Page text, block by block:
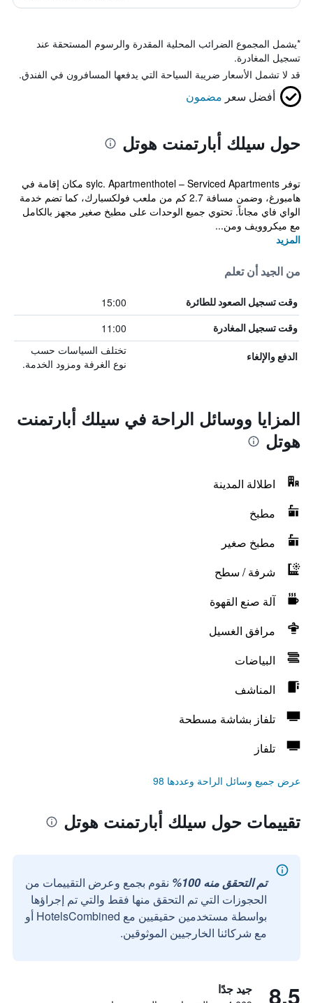
*يشمل المجموع الضرائب المحلية المقدرة والرسوم المستحقة عند
تسجيل المغادرة.
قد لا تشمل الأسعار ضريبة السياحة التي يدفعها المسافرون في الفندق.
أفضل سعر مضمون
حول سيلك أبارتمنت هوتل
توفر sylc. Apartmenthotel – Serviced Apartments مكان إقامة في
هامبورغ، وضمن مسافة 2.7 كم من ملعب فولكسبارك، كما تضم خدمة
الواي فاي مجاناً. تحتوي جميع الوحدات على مطبخ صغير مجهز بالكامل
مع ميكروويف ومن...
المزيد
من الجيد أن تعلم
وقت تسجيل الصعود للطائرة 15:00
وقت تسجيل المغادرة 11:00
الدفع والإلغاء
تختلف السياسات حسب
نوع الغرفة ومزود الخدمة.
المزايا ووسائل الراحة في سيلك أبارتمنت
هوتل
اطلالة المدينة
مطبخ
مطبخ صغير
شرفة / سطح
آلة صنع القهوة
مرافق الغسيل
البياضات
المناشف
تلفاز بشاشة مسطحة
تلفاز
عرض جميع وسائل الراحة وعددها 98
تقييمات حول سيلك أبارتمنت هوتل
تم التحقق منه 100%
نقوم بجمع وعرض التقييمات من
الحجوزات التي تم التحقق منها فقط والتي تم إجراؤها
بواسطة مستخدمين حقيقيين مع HotelsCombined أو
مع شركائنا الخارجيين الموثوقين.
8.5 جيد جدًا